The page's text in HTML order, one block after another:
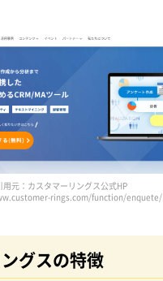
用元：カスタマーリングス公式HP
rings.com/function/enquete/
グスの特徴